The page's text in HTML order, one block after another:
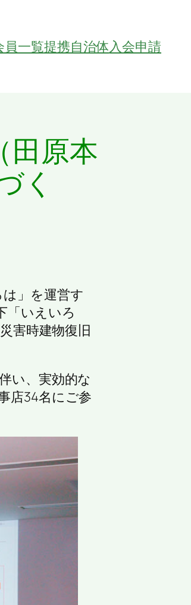
員一覧提携自治体入会申請
田原本
く
」を運営す
「いえいろ
害時建物復旧
い、実効的な
店34名にご参